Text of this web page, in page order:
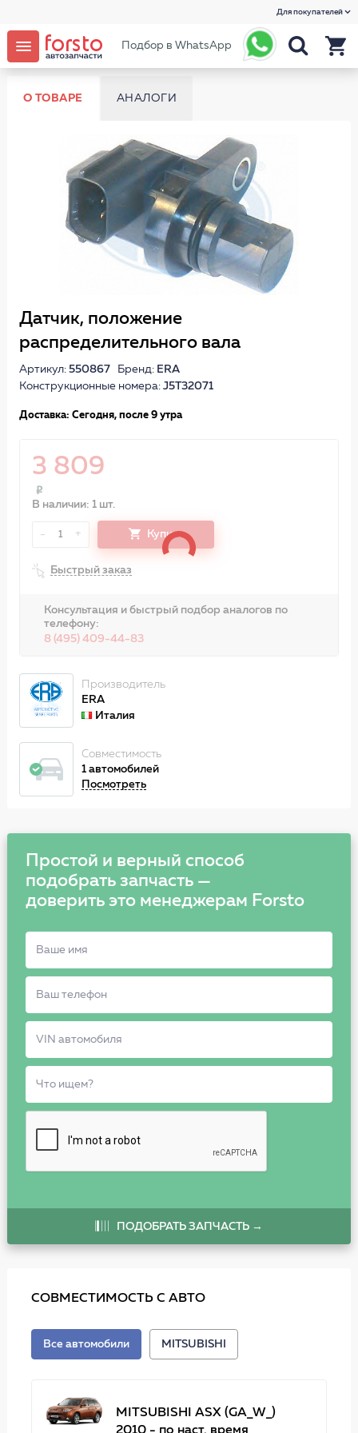
Для покупателей
Подбор в WhatsApp
О ТОВАРЕ АНАЛОГИ
Датчик, положение
распределительного вала
Артикул: 550867Бренд: ERA
Конструкционные номера: J5T32071
Доставка: Сегодня, после 9 утра
3 809
В наличии: 1 шт.
- 1 + Купить
Быстрый заказ
Консультация и быстрый подбор аналогов по
телефону:
8 (495) 409-44-83
Производитель
ERA
Италия
Совместимость
1 автомобилей
Посмотреть
Простой и верный способ
подобрать запчасть —
доверить это менеджерам Forsto
ПОДОБРАТЬ ЗАПЧАСТЬ →
СОВМЕСТИМОСТЬ С АВТО
Все автомобили MITSUBISHI
MITSUBISHI ASX (GA_W_)